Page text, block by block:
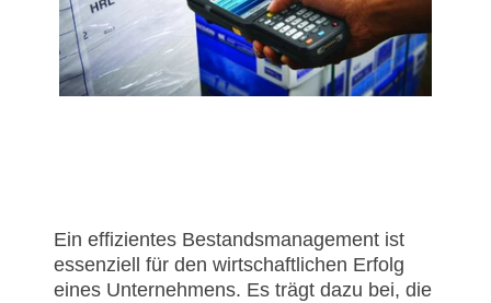
Ein effizientes Bestandsmanagement ist
essenziell für den wirtschaftlichen Erfolg
eines Unternehmens. Es trägt dazu bei, die